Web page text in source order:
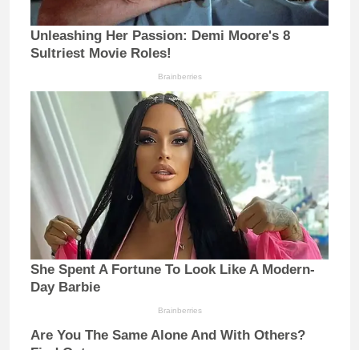
Unleashing Her Passion: Demi Moore's 8
Sultriest Movie Roles!
Brainberries
She Spent A Fortune To Look Like A Modern-
Day Barbie
Brainberries
Are You The Same Alone And With Others?